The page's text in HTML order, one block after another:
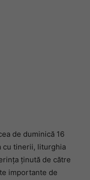
de duminică 16
cu tinerii, liturghia
ținută de către
importante de